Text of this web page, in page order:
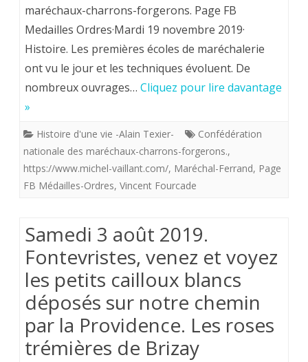
hommage
à
mon
maternel
Vincent
Fourcade,
Ferrand,
qui
n’a
jamais
été
décoré.
maréchaux-charrons-forgerons. Page FB
Medailles Ordres·Mardi 19 novembre 2019·
Histoire. Les premières écoles de maréchalerie
ont vu le jour et les techniques évoluent. De
nombreux ouvrages… Cliquez pour lire davantage
»
Histoire d'une vie -Alain Texier-
Confédération
nationale des maréchaux-charrons-forgerons.,
https://www.michel-vaillant.com/, Maréchal-Ferrand, Page
FB Médailles-Ordres, Vincent Fourcade
Samedi 3 août 2019.
Fontevristes, venez et voyez
les petits cailloux blancs
déposés sur notre chemin
par la Providence. Les roses
trémières de Brizay